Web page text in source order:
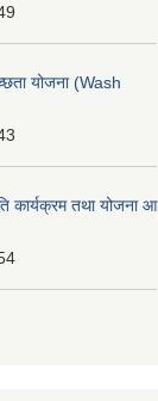
योजना (Wash
कार्यक्रम तथा योजना आ